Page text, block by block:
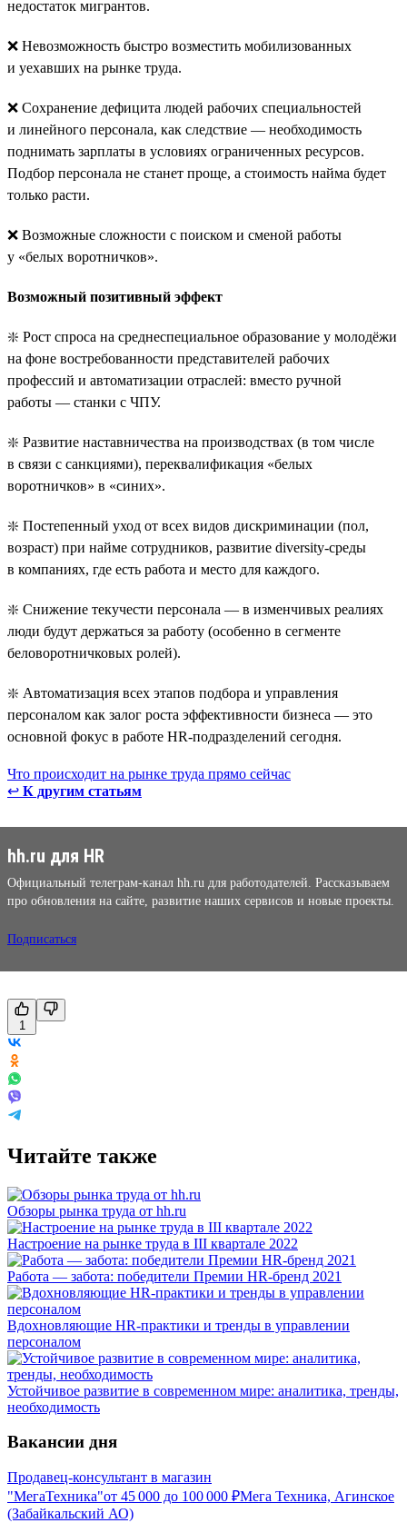
недостаток мигрантов.
❌ Невозможность быстро возместить мобилизованных
и уехавших на рынке труда.
❌ Сохранение дефицита людей рабочих специальностей
и линейного персонала, как следствие — необходимость
поднимать зарплаты в условиях ограниченных ресурсов.
Подбор персонала не станет проще, а стоимость найма будет
только расти.
❌ Возможные сложности с поиском и сменой работы
у «белых воротничков».
Возможный позитивный эффект
❇️ Рост спроса на среднеспециальное образование у молодёжи
на фоне востребованности представителей рабочих
профессий и автоматизации отраслей: вместо ручной
работы — станки с ЧПУ.
❇️ Развитие наставничества на производствах (в том числе
в связи с санкциями), переквалификация «белых
воротничков» в «синих».
❇️ Постепенный уход от всех видов дискриминации (пол,
возраст) при найме сотрудников, развитие diversity-среды
в компаниях, где есть работа и место для каждого.
❇️ Снижение текучести персонала — в изменчивых реалиях
люди будут держаться за работу (особенно в сегменте
беловоротничковых ролей).
❇️ Автоматизация всех этапов подбора и управления
персоналом как залог роста эффективности бизнеса — это
основной фокус в работе HR-подразделений сегодня.
Что происходит на рынке труда прямо сейчас
↩ К другим статьям
hh.ru для HR
Официальный телеграм-канал hh.ru для работодателей. Рассказываем
про обновления на сайте, развитие наших сервисов и новые проекты.
Подписаться
1
Читайте также
Обзоры рынка труда от hh.ru
Настроение на рынке труда в III квартале 2022
Работа — забота: победители Премии HR-бренд 2021
Вдохновляющие HR-практики и тренды в управлении
персоналом
Устойчивое развитие в современном мире: аналитика, тренды,
необходимость
Вакансии дня
Продавец-консультант в магазин
"МегаТехника"от 45 000 до 100 000 ₽Мега Техника, Агинское
(Забайкальский АО)